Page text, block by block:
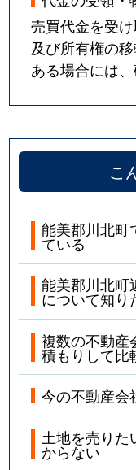
売買代金を受
及び所有権の
ある場合には
こ
能美郡川北町
ている
能美郡川北町
について知り
複数の不動産
積もりして比
今の不動産会
土地を売りた
からない